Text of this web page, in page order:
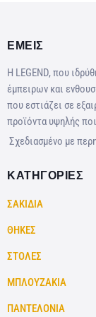
ΕΜΕΙΣ
Η LEGEND, που
έμπειρων και
που εστιάζει σε
προϊόντα υψηλής
Σχεδιασμένο με
ΚΑΤΗΓΟΡΙΕΣ
ΣΑΚΙΔΙΑ
ΘΗΚΕΣ
ΣΤΟΛΕΣ
ΜΠΛΟΥΖΑΚΙΑ
ΠΑΝΤΕΛΟΝΙΑ